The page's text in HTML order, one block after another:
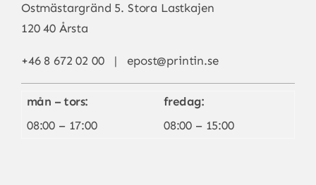
Ostmästargränd 5. Stora Lastkajen
120 40 Årsta
+46 8 672 02 00 | epost@printin.se
mån – tors:
fredag:
08:00 – 17:00
08:00 – 15:00